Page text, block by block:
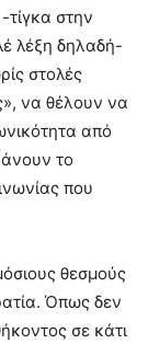
στην
λέξη δηλαδή-
στολές
να θέλουν να
από
το
που
θεσμούς
Όπως δεν
σε κάτι